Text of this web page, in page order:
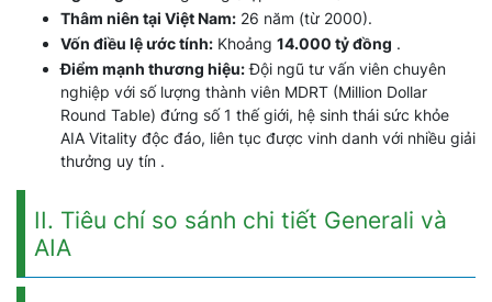
Thâm niên tại Việt Nam: 26 năm (từ 2000).
Vốn điều lệ ước tính: Khoảng 14.000 tỷ đồng .
Điểm mạnh thương hiệu:Đội ngũ tư vấn viên chuyên
nghiệp với số lượng thành viên MDRT (Million Dollar
Round Table) đứng số 1 thế giới, hệ sinh thái sức khỏe
AIA Vitality độc đáo, liên tục được vinh danh với nhiều giải
thưởng uy tín .
II. Tiêu chí so sánh chi tiết Generali và
AIA